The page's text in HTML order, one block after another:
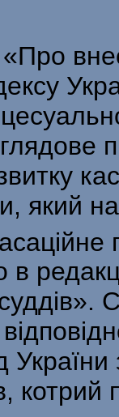
який
в
котрий